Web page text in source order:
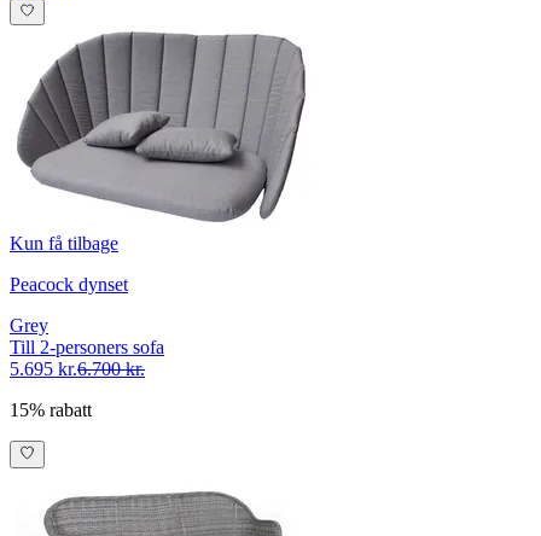
Kun få tilbage
Peacock dynset
Grey
Till 2-personers sofa
5.695 kr.6.700 kr.
15% rabatt